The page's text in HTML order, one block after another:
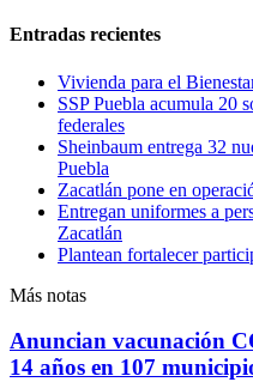
Entradas recientes
Vivienda para el
SSP Puebla acumula 20
federales
Sheinbaum entrega 32
Puebla
Zacatlán pone en
Entregan uniformes a
Zacatlán
Plantean fortalecer
Más notas
Anuncian vacunación
14 años en 107